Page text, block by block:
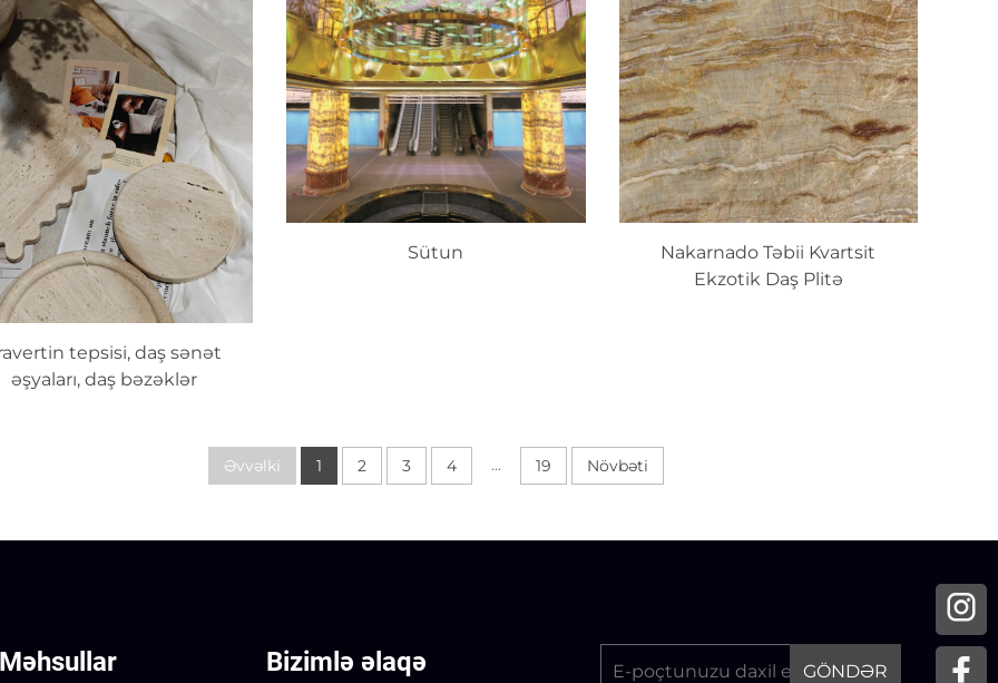
tepsisi, daş sənət
əşyaları, daş bəzəklər
Sütun
Nakarnado Təbii Kvartsit
Ekzotik Daş Plitə
Əvvəlki 1 2 3 4 ... 19 Növbəti
Məhsullar Bizimlə əlaqə GÖNDƏR